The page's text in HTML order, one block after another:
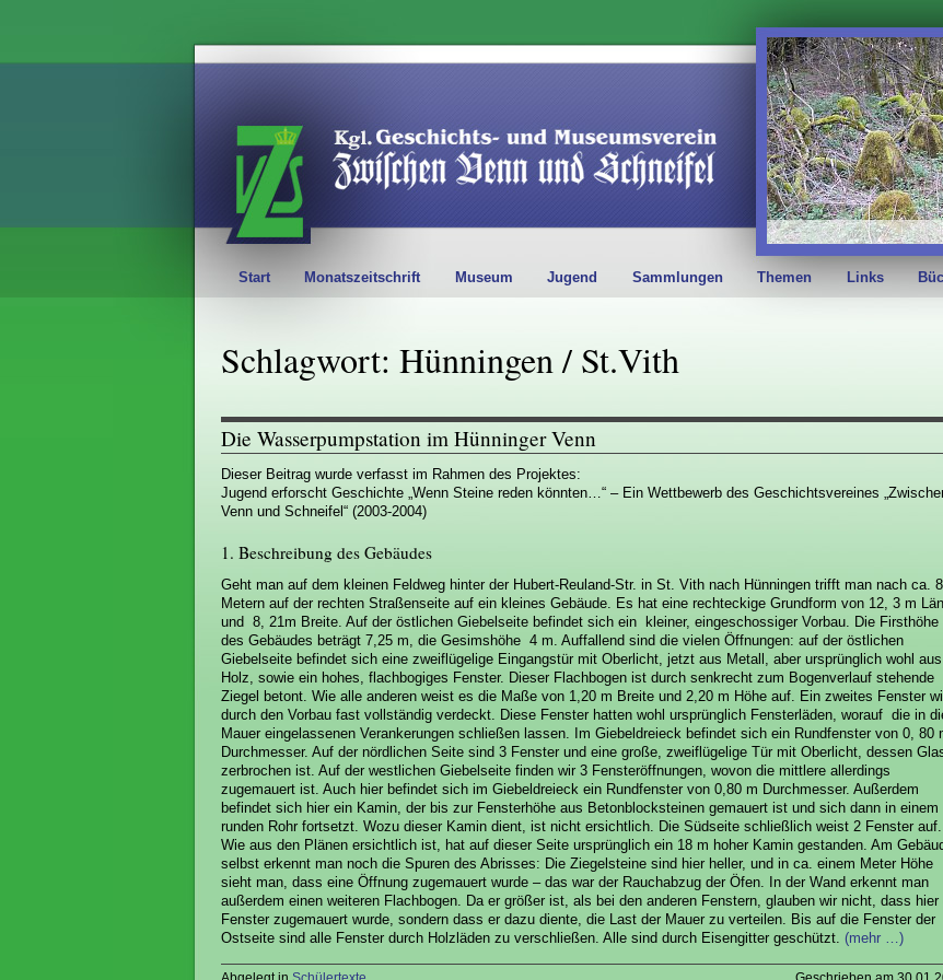
Start Monatszeitschrift Museum Jugend Sammlungen Themen Links
Schlagwort: Hünningen / St.Vith
Die Wasserpumpstation im Hünninger Venn
Dieser Beitrag wurde verfasst im Rahmen des Projektes:
Jugend erforscht Geschichte „Wenn Steine reden könnten…“ – Ein Wettbewerb des Geschichtsvereines
Venn und Schneifel“ (2003-2004)
1. Beschreibung des Gebäudes
Geht man auf dem kleinen Feldweg hinter der Hubert-Reuland-Str. in St. Vith nach Hünningen trifft man nach ca.
Metern auf der rechten Straßenseite auf ein kleines Gebäude. Es hat eine rechteckige Grundform von 12, 3 m
und 8, 21m Breite. Auf der östlichen Giebelseite befindet sich ein kleiner, eingeschossiger Vorbau. Die Firsthöhe
des Gebäudes beträgt 7,25 m, die Gesimshöhe 4 m. Auffallend sind die vielen Öffnungen: auf der östlichen
Giebelseite befindet sich eine zweiflügelige Eingangstür mit Oberlicht, jetzt aus Metall, aber ursprünglich wohl aus
Holz, sowie ein hohes, flachbogiges Fenster. Dieser Flachbogen ist durch senkrecht zum Bogenverlauf stehende
Ziegel betont. Wie alle anderen weist es die Maße von 1,20 m Breite und 2,20 m Höhe auf. Ein zweites Fenster
durch den Vorbau fast vollständig verdeckt. Diese Fenster hatten wohl ursprünglich Fensterläden, worauf die in
Mauer eingelassenen Verankerungen schließen lassen. Im Giebeldreieck befindet sich ein Rundfenster von 0, 80
Durchmesser. Auf der nördlichen Seite sind 3 Fenster und eine große, zweiflügelige Tür mit Oberlicht, dessen
zerbrochen ist. Auf der westlichen Giebelseite finden wir 3 Fensteröffnungen, wovon die mittlere allerdings
zugemauert ist. Auch hier befindet sich im Giebeldreieck ein Rundfenster von 0,80 m Durchmesser. Außerdem
befindet sich hier ein Kamin, der bis zur Fensterhöhe aus Betonblocksteinen gemauert ist und sich dann in einem
runden Rohr fortsetzt. Wozu dieser Kamin dient, ist nicht ersichtlich. Die Südseite schließlich weist 2 Fenster auf.
Wie aus den Plänen ersichtlich ist, hat auf dieser Seite ursprünglich ein 18 m hoher Kamin gestanden. Am
selbst erkennt man noch die Spuren des Abrisses: Die Ziegelsteine sind hier heller, und in ca. einem Meter Höhe
sieht man, dass eine Öffnung zugemauert wurde – das war der Rauchabzug der Öfen. In der Wand erkennt man
außerdem einen weiteren Flachbogen. Da er größer ist, als bei den anderen Fenstern, glauben wir nicht, dass hier
Fenster zugemauert wurde, sondern dass er dazu diente, die Last der Mauer zu verteilen. Bis auf die Fenster der
Ostseite sind alle Fenster durch Holzläden zu verschließen. Alle sind durch Eisengitter geschützt. (mehr …)